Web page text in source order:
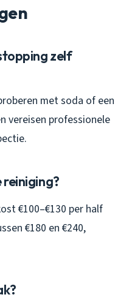
zelf
met soda of een
vereisen professionele
€100–€130 per half
€180 en €240,